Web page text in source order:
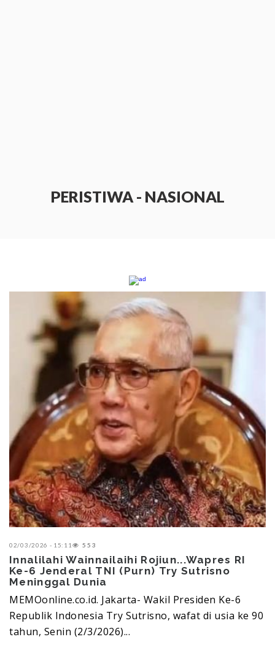
PERISTIWA - NASIONAL
02/03/2026 - 15:11 553
Innalilahi Wainnailaihi Rojiun...Wapres RI
Ke-6 Jenderal TNI (Purn) Try Sutrisno
Meninggal Dunia ‎
MEMOonline.co.id. Jakarta- Wakil Presiden Ke-6
Republik Indonesia Try Sutrisno, wafat di usia ke 90
tahun, Senin (2/3/2026)...